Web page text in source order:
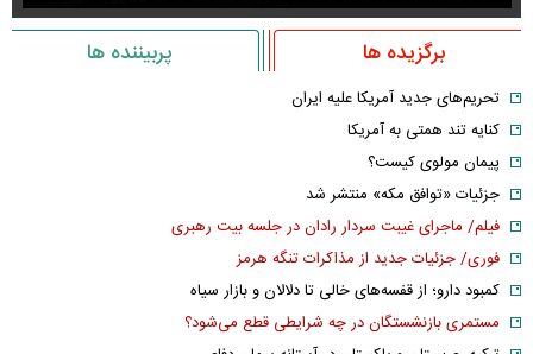
برگزیده ها پربیننده ها
تحریم‌های جدید آمریکا علیه ایران
کنایه تند همتی به آمریکا
پیمان مولوی کیست؟
جزئیات «توافق مکه» منتشر شد
فیلم/ ماجرای غیبت سردار رادان در جلسه بیت رهبری
فوری/ جزئیات جدید از مذاکرات تنگه هرمز
کمبود دارو؛ از قفسه‌های خالی تا دلالان و بازار سیاه
مستمری بازنشستگان در چه شرایطی قطع می‌شود؟